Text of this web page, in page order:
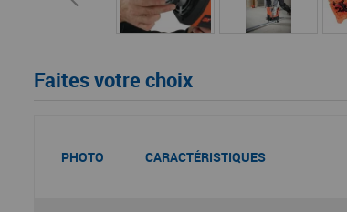
Faites votre choix
PHOTO CARACTÉRISTIQUES